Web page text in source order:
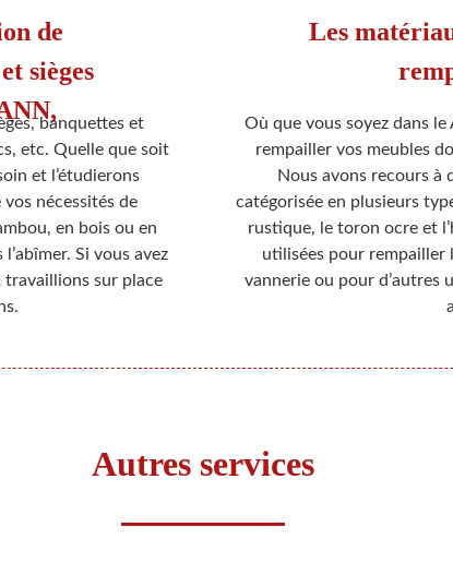
de
sièges
banquettes et
etc. Quelle que soit
et l’étudierons
nécessités de
en bois ou en
Si vous avez
travaillions sur place
Les
Où que vous soyez dans
rempailler vos meubles
Nous avons recours
catégorisée en plusieurs
rustique, le toron ocre et
utilisées pour rempailler
vannerie ou pour d’autres
Autres services